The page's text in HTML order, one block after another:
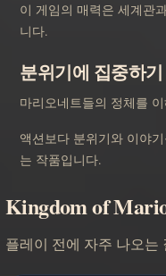
이 게임의 매력은 세계관
니다.
분위기에 집중하기
마리오네트들의 정체를
액션보다 분위기와 이야
는 작품입니다.
Kingdom of
플레이 전에 자주 나오는